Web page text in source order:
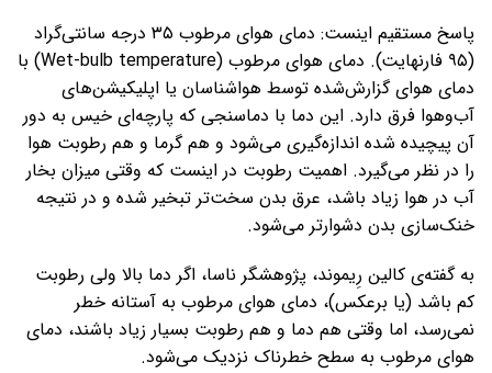
پاسخ مستقیم اینست: دمای هوای مرطوب ۳۵ درجه سانتی‌گراد
(۹۵ فارنهایت). دمای هوای‌ مرطوب (Wet-bulb temperature) با
دمای هوای گزارش‌شده توسط هواشناسان یا اپلیکیشن‌های
آب‌وهوا فرق دارد. این دما با دماسنجی که پارچه‌ای خیس به دور
آن پیچیده شده اندازه‌گیری می‌شود و هم گرما و هم رطوبت هوا
را در نظر می‌گیرد. اهمیت رطوبت در اینست که وقتی میزان بخار
آب در هوا زیاد باشد، عرق بدن سخت‌تر تبخیر شده و در نتیجه
خنک‌سازی بدن دشوارتر می‌شود.
به گفته‌ی کالین رِیموند، پژوهشگر ناسا، اگر دما بالا ولی رطوبت
کم باشد (یا برعکس)، دمای هوای‌ مرطوب به آستانه خطر
نمی‌رسد، اما وقتی هم دما و هم رطوبت بسیار زیاد باشند، دمای
هوای‌ مرطوب به سطح خطرناک نزدیک می‌شود.